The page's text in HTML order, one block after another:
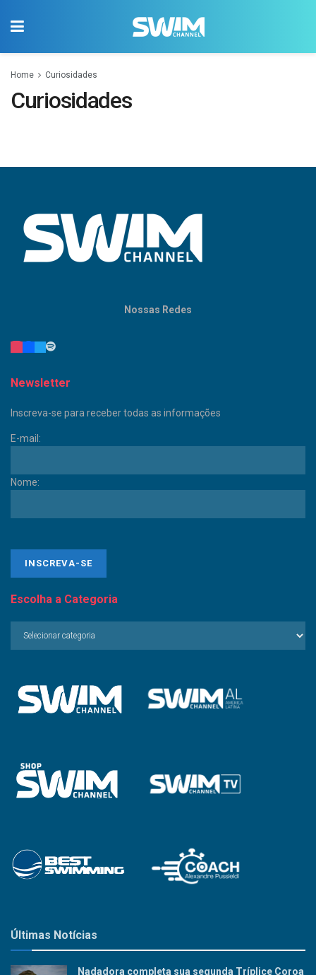
Home Curiosidades
Curiosidades
Nossas Redes
Newsletter
Inscreva-se para receber todas as informações
E-mail:
Nome:
Escolha a Categoria
Últimas Notícias
Nadadora completa sua segunda Tríplice Coroa